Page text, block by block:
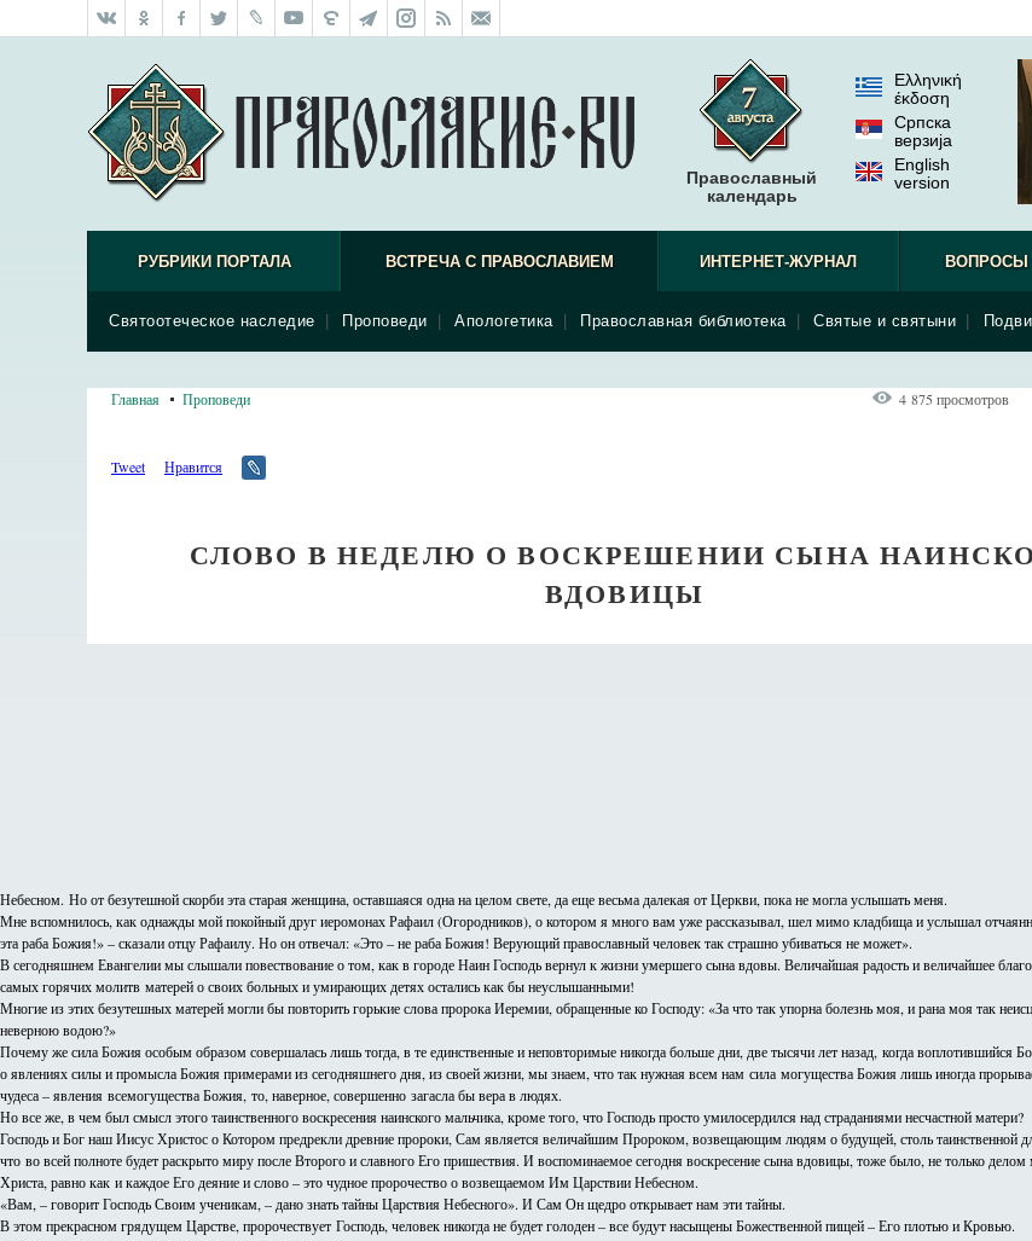
Православный
календарь
Ελληνική
έκδοση
Српска
верзиjа
English
version
РУБРИКИ ПОРТАЛА ВСТРЕЧА С ПРАВОСЛАВИЕМ
Святоотеческое наследие Проповеди Апологетика Православная библиотека Святые и святыни
ИНТЕРНЕТ-ЖУРНАЛ ВОПРОСЫ
Главная Проповеди 4 875 просмотров
Tweet Нравится
СЛОВО В НЕДЕЛЮ О ВОСКРЕШЕНИИ СЫНА
ВДОВИЦЫ
Небесном. Но от безутешной скорби эта старая женщина, оставшаяся одна на целом свете, да еще весьма далекая от Церкви, пока не могла услышать меня.
Мне вспомнилось, как однажды мой покойный друг иеромонах Рафаил (Огородников), о котором я много вам уже рассказывал, шел мимо кладбища и услышал
эта раба Божия!» – сказали отцу Рафаилу. Но он отвечал: «Это – не раба Божия! Верующий православный человек так страшно убиваться не может».
В сегодняшнем Евангелии мы слышали повествование о том, как в городе Наин Господь вернул к жизни умершего сына вдовы. Величайшая радость и величайшее
самых горячих молитв матерей о своих больных и умирающих детях остались как бы неуслышанными!
Многие из этих безутешных матерей могли бы повторить горькие слова пророка Иеремии, обращенные ко Господу: «За что так упорна болезнь моя, и рана моя так
неверною водою?»
Почему же сила Божия особым образом совершалась лишь тогда, в те единственные и неповторимые никогда больше дни, две тысячи лет назад, когда воплотившийся
о явлениях силы и промысла Божия примерами из сегодняшнего дня, из своей жизни, мы знаем, что так нужная всем нам сила могущества Божия лишь иногда
чудеса – явления всемогущества Божия, то, наверное, совершенно загасла бы вера в людях.
Но все же, в чем был смысл этого таинственного воскресения наинского мальчика, кроме того, что Господь просто умилосердился над страданиями несчастной матери?
Господь и Бог наш Иисус Христос о Котором предрекли древние пророки, Сам является величайшим Пророком, возвещающим людям о будущей, столь таинственной
что во всей полноте будет раскрыто миру после Второго и славного Его пришествия. И воспоминаемое сегодня воскресение сына вдовицы, тоже было, не только
Христа, равно как и каждое Его деяние и слово – это чудное пророчество о возвещаемом Им Царствии Небесном.
«Вам, – говорит Господь Своим ученикам, – дано знать тайны Царствия Небесного». И Сам Он щедро открывает нам эти тайны.
В этом прекрасном грядущем Царстве, пророчествует Господь, человек никогда не будет голоден – все будут насыщены Божественной пищей – Его плотью и Кровью.